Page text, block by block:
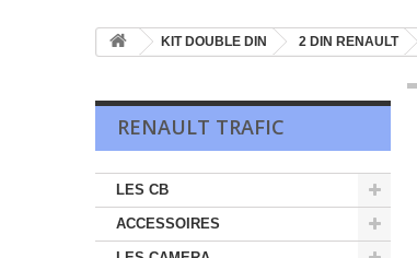
KIT DOUBLE DIN 2 DIN RENAULT
RENAULT TRAFIC
LES CB
ACCESSOIRES